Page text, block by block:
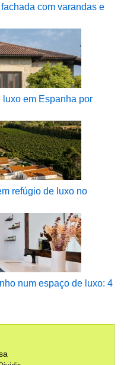
com varandas e
em Espanha por
refúgio de luxo no
num espaço de luxo: 4